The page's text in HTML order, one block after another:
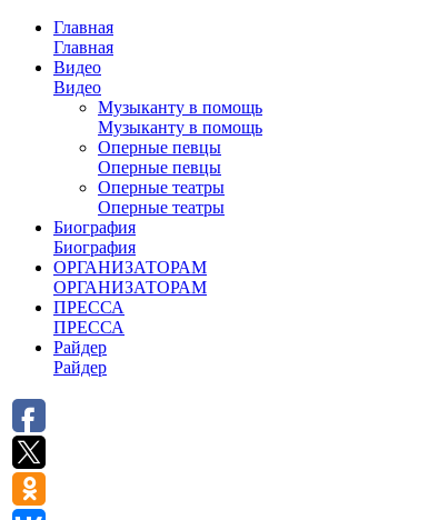
Главная
Главная
Видео
Видео
Музыканту в помощь
Музыканту в помощь
Оперные певцы
Оперные певцы
Оперные театры
Оперные театры
Биография
Биография
ОРГАНИЗАТОРАМ
ОРГАНИЗАТОРАМ
ПРЕССА
ПРЕССА
Райдер
Райдер